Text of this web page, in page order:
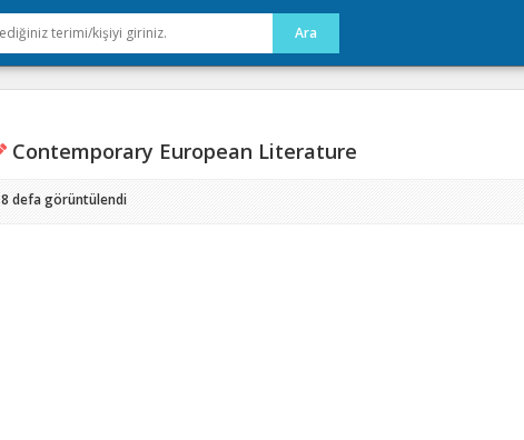
Contemporary European Literature
8 defa görüntülendi